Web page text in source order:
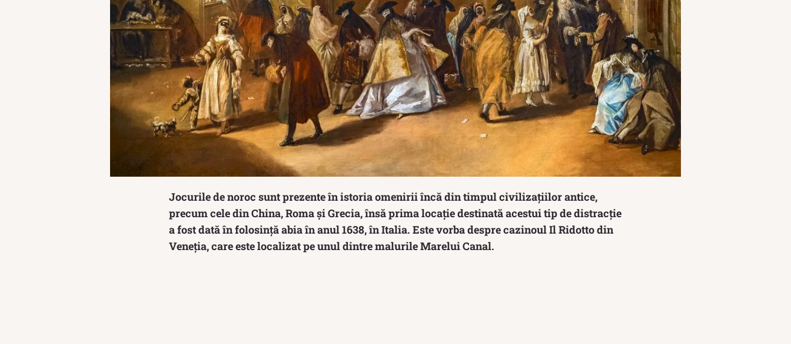
Jocurile de noroc sunt prezente în istoria omenirii încă din timpul civilizațiilor antice,
precum cele din China, Roma și Grecia, însă prima locație destinată acestui tip de distracție
a fost dată în folosință abia în anul 1638, în Italia. Este vorba despre cazinoul Il Ridotto din
Veneția, care este localizat pe unul dintre malurile Marelui Canal.